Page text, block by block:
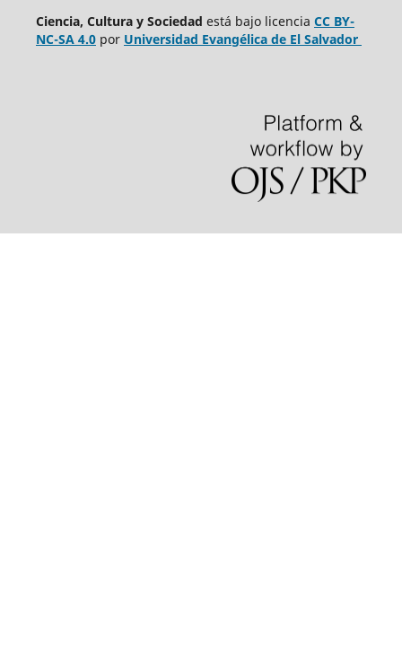
Ciencia, Cultura y Sociedad está bajo licencia CC BY-
NC-SA 4.0por Universidad Evangélica de El Salvador